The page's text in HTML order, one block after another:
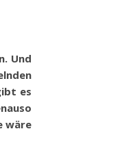
Und
es
wäre